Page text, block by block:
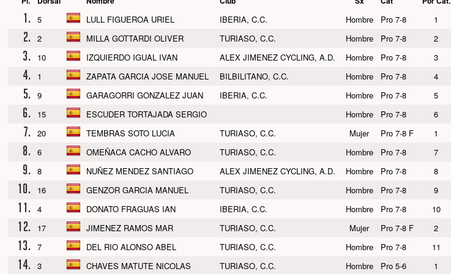
1. 5 LULL FIGUEROA URIEL IBERIA, C.C. Hombre Pro 7-8 1
2.
2 MILLA GOTTARDI OLIVER TURIASO, C.C. Hombre Pro 7-8 2
3.
10 IZQUIERDO IGUAL IVAN ALEX JIMENEZ CYCLING, A.D. Hombre Pro 7-8 3
4.
1 ZAPATA GARCIA JOSE MANUEL BILBILITANO, C.C. Hombre Pro 7-8 4
5.
9 GARAGORRI GONZALEZ JUAN IBERIA, C.C. Hombre Pro 7-8 5
6.
15 ESCUDER TORTAJADA SERGIO Hombre Pro 7-8 6
7.
20 TEMBRAS SOTO LUCIA TURIASO, C.C. Mujer Pro 7-8 F 1
8.
6 OMEÑACA CACHO ALVARO TURIASO, C.C. Hombre Pro 7-8 7
9.
8 NUÑEZ MENDEZ SANTIAGO ALEX JIMENEZ CYCLING, A.D. Hombre Pro 7-8 8
10.
16 GENZOR GARCIA MANUEL TURIASO, C.C. Hombre Pro 7-8 9
11.
4 DONATO FRAGUAS IAN IBERIA, C.C. Hombre Pro 7-8 10
12.
17 JIMENEZ RAMOS MAR TURIASO, C.C. Mujer Pro 7-8 F 2
13.
7 DEL RIO ALONSO ABEL TURIASO, C.C. Hombre Pro 7-8 11
14.
3 CHAVES MATUTE NICOLAS TURIASO, C.C. Hombre Pro 5-6 1